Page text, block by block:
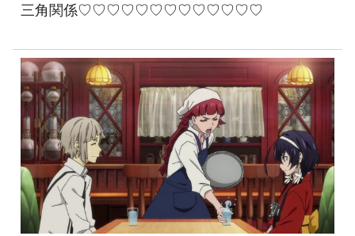
三角関係♡♡♡♡♡♡♡♡♡♡♡♡♡